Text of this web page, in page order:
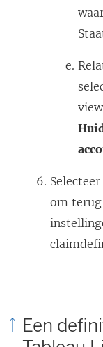
Selecteer
om terug
Een